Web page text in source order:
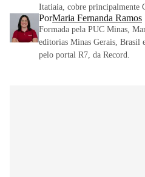
Itatiaia, cobre principalmente
PorMaria Fernanda Ramos
Formada pela PUC Minas,
editorias Minas Gerais, Brasil
pelo portal R7, da Record.